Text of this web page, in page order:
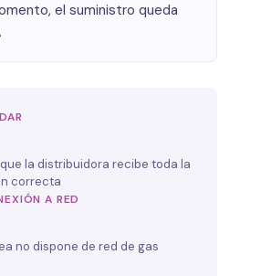
el suministro queda
la distribuidora recibe toda la
correcta
A RED
no dispone de red de gas